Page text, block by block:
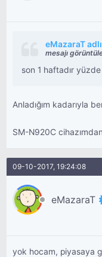
eMazaraT
mesajı
son 1 haftadır
Anladığım kadarıyla
SM-N920C
09-10-2017, 19:24:08
eMazaraT
yok hocam, piyasaya